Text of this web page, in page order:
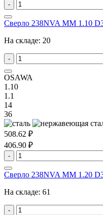
-
Сверло 238NVA MM 1.10
На складе: 20
-
OSAWA
1.10
1.1
14
36
508.62 ₽
406.90 ₽
-
Сверло 238NVA MM 1.20
На складе: 61
-